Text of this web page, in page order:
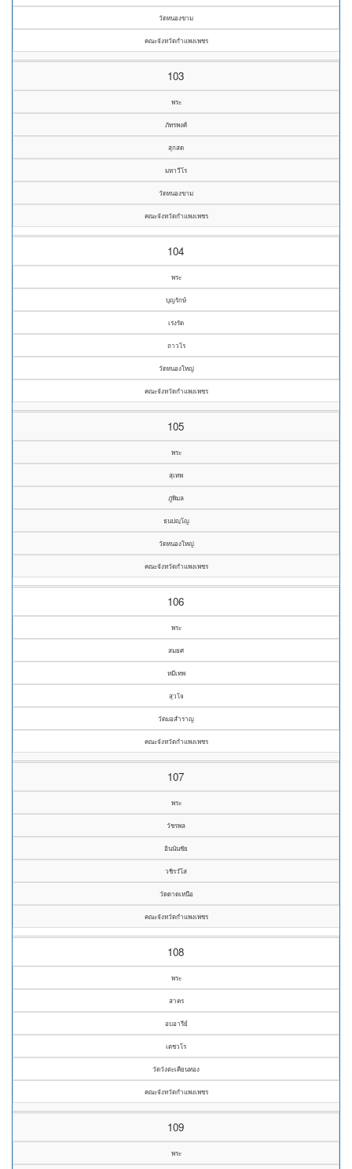
วัดหนองขาม
คณะจังหวัดกำแพงเพชร
103
พระ
ภัทรพงศ์
สุกสด
มหาวีโร
วัดหนองขาม
คณะจังหวัดกำแพงเพชร
104
พระ
บุญรักษ์
เร่งรัด
ถาวโร
วัดหนองใหญ่
คณะจังหวัดกำแพงเพชร
105
พระ
สุเทพ
ภู่พิมล
ธนปญฺโญ
วัดหนองใหญ่
คณะจังหวัดกำแพงเพชร
106
พระ
สมยศ
หมีเทพ
สุวโจ
วัดมอสำราญ
คณะจังหวัดกำแพงเพชร
107
พระ
วัชรพล
อินนันชัย
วชิรวํโส
วัดดาดเหนือ
คณะจังหวัดกำแพงเพชร
108
พระ
สาคร
อบอารีย์
เตชวโร
วัดวังตะเคียนทอง
คณะจังหวัดกำแพงเพชร
109
พระ